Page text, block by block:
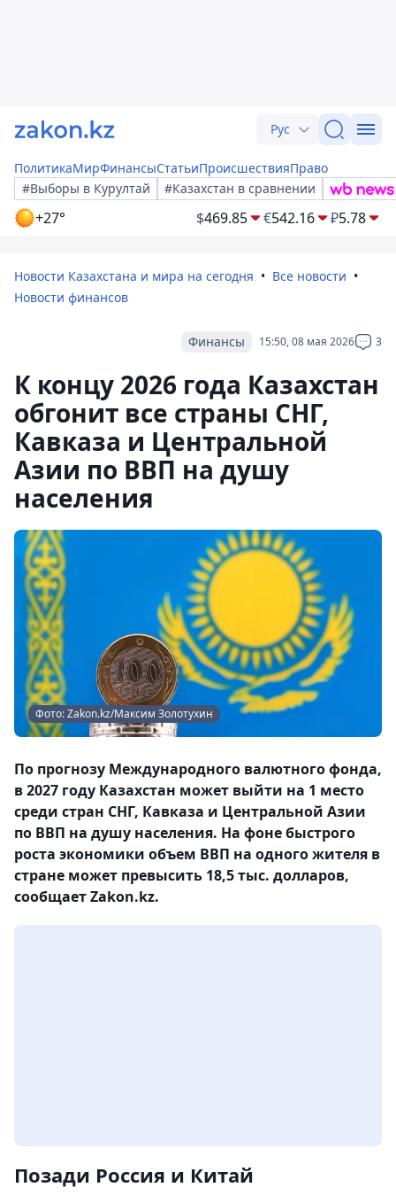
Рус
ПолитикаМирФинансыСтатьиПроисшествияПраво
#Выборы в Курултай
#Казахстан в сравнении
+27° $469.85 €542.16 ₽5.78
Новости Казахстана и мира на сегодня
Все новости
Новости финансов
15:50, 08 мая 2026 3
Финансы
К концу 2026 года Казахстан
обгонит все страны СНГ,
Кавказа и Центральной
Азии по ВВП на душу
населения
Фото: Zakon.kz/Максим Золотухин
По прогнозу Международного валютного фонда,
в 2027 году Казахстан может выйти на 1 место
среди стран СНГ, Кавказа и Центральной Азии
по ВВП на душу населения. На фоне быстрого
роста экономики объем ВВП на одного жителя в
стране может превысить 18,5 тыс. долларов,
сообщает Zakon.kz.
Позади Россия и Китай